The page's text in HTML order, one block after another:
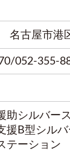
名古屋市港
052-355-
助シルバー
援B型シル
テーション